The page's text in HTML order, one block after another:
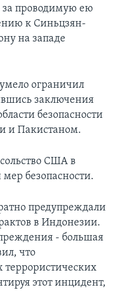
за проводимую ею
к Синьцзян-
на западе
ограничил
заключения
безопасности
и Пакистаном.
США в
безопасности.
предупреждали
в Индонезии.
- большая
что
этот инцидент,